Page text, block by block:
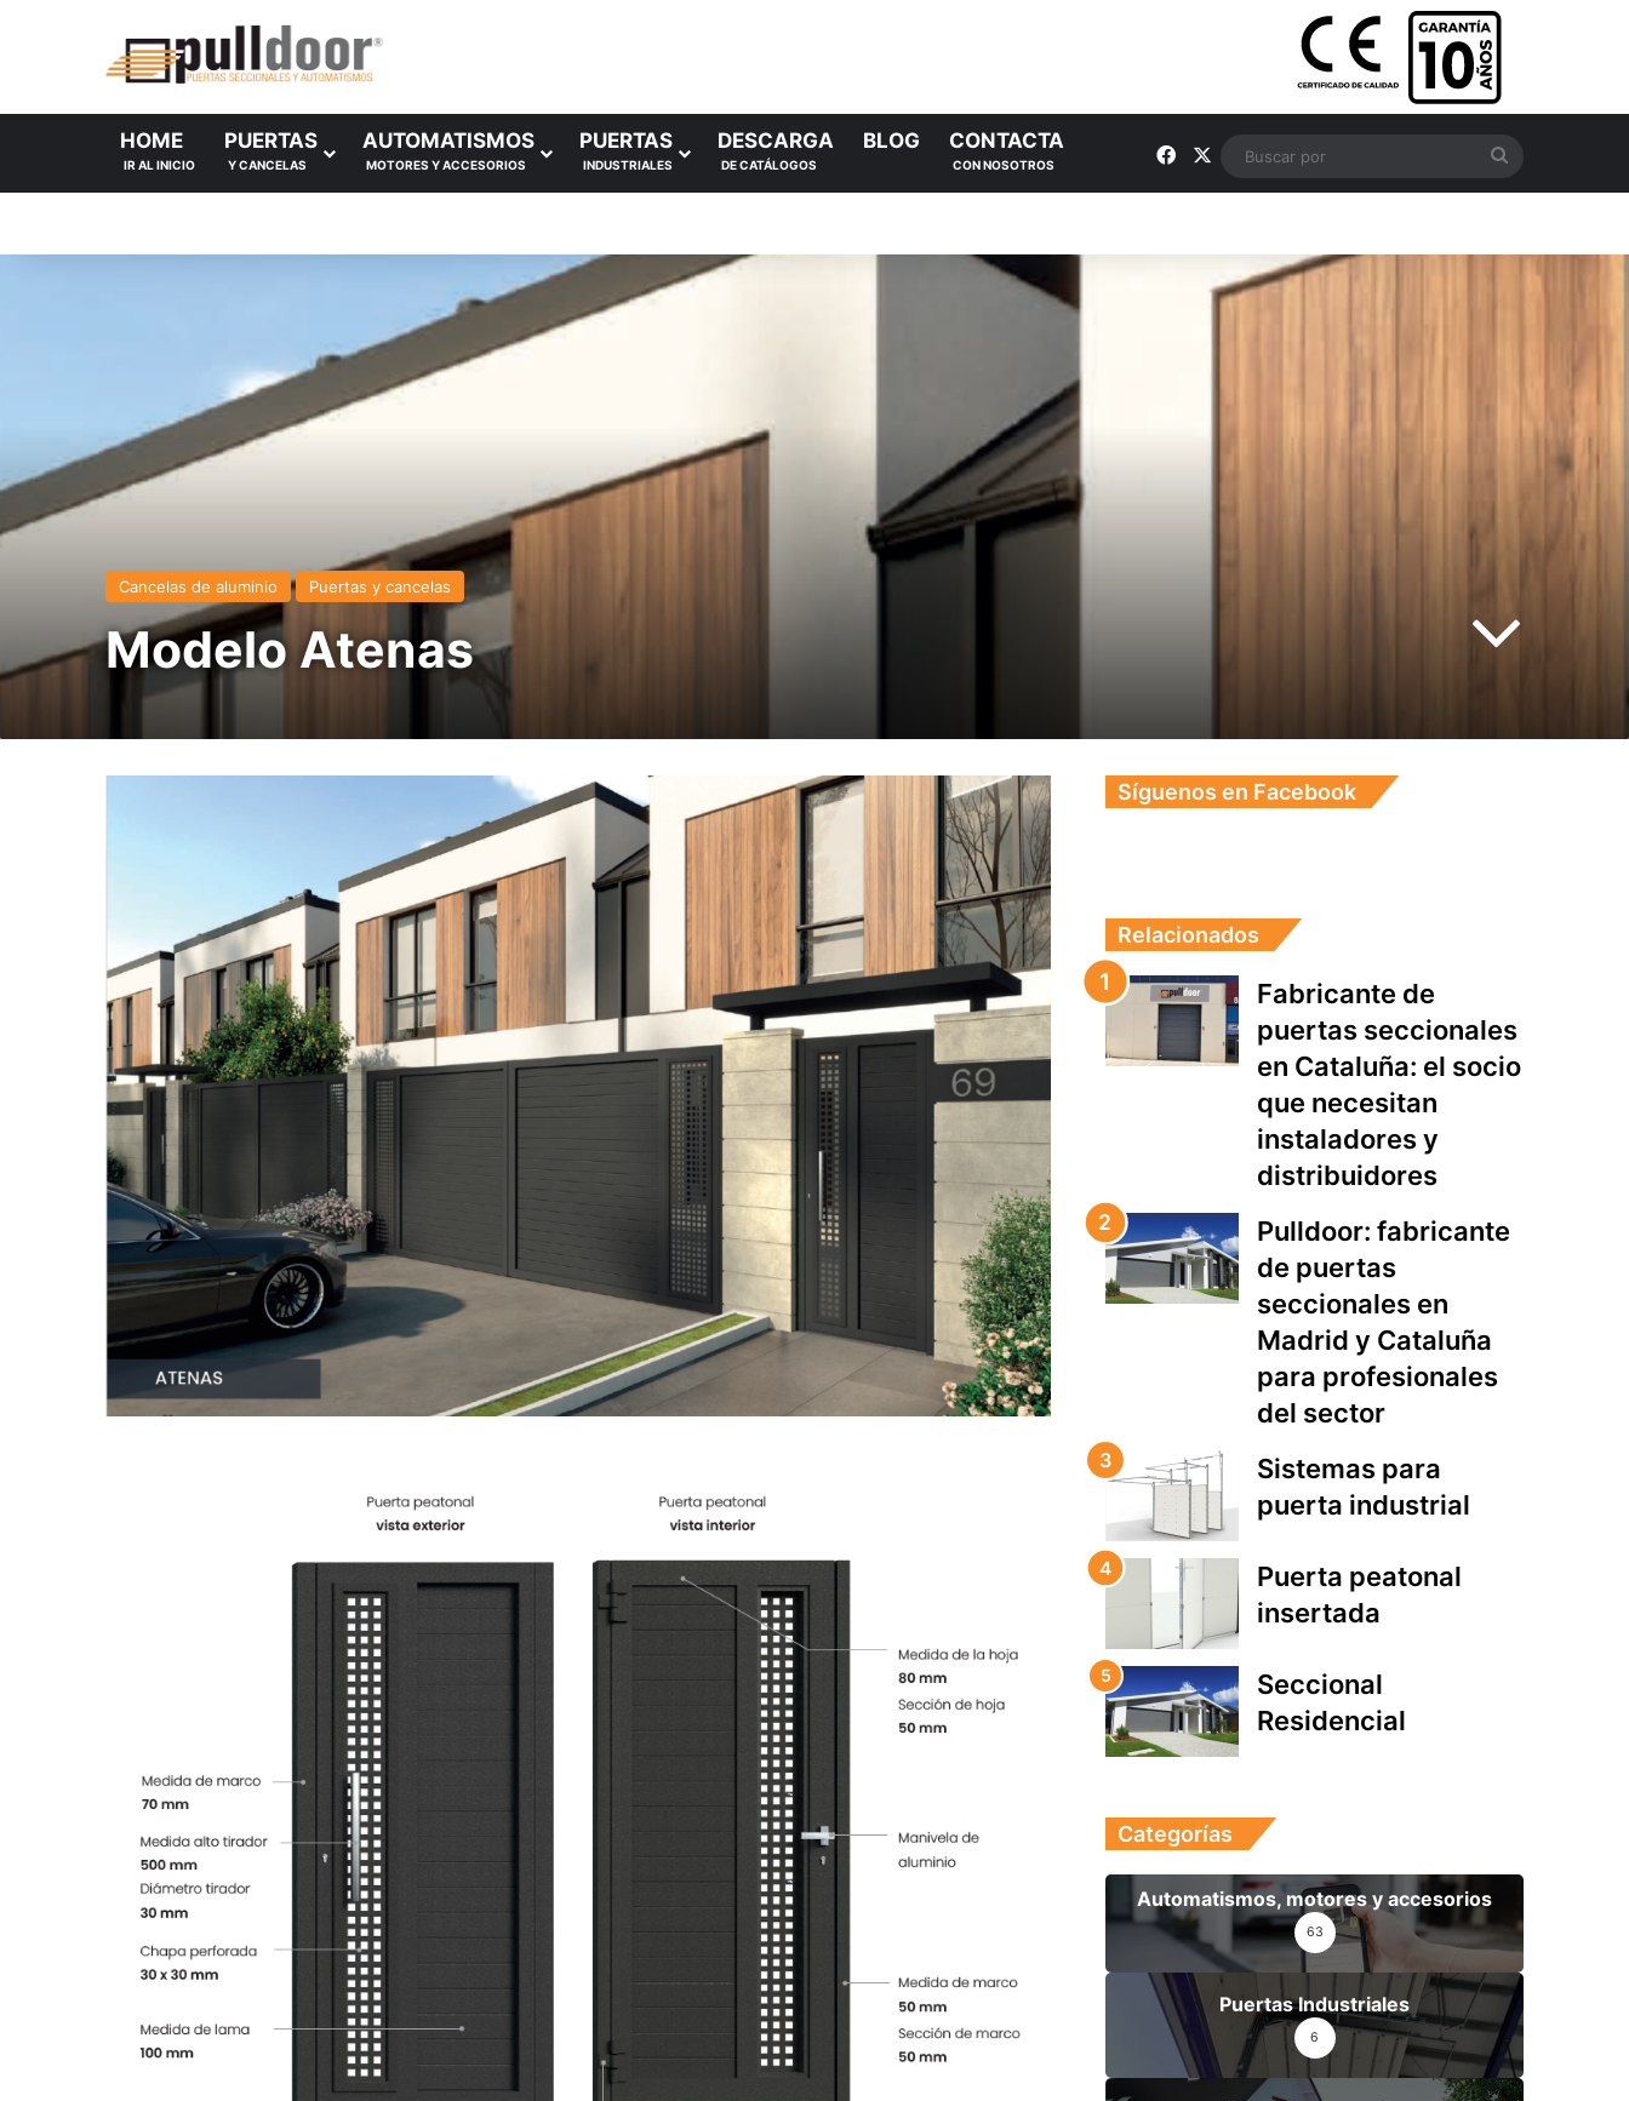
HOME
IR AL INICIO
PUERTAS
Y CANCELAS
AUTOMATISMOS
MOTORES Y ACCESORIOS
PUERTAS
INDUSTRIALES
DESCARGA
DE CATÁLOGOS
BLOG CONTACTA
CON NOSOTROS Facebook
por
Cancelas de aluminio Puertas y cancelas
Modelo Atenas
Síguenos en Facebook
Relacionados
Fabricante de
puertas seccionales
en Cataluña: el socio
que necesitan
instaladores y
distribuidores
Pulldoor: fabricante
de puertas
seccionales en
Madrid y Cataluña
para profesionales
del sector
Sistemas para
puerta industrial
Puerta peatonal
insertada
Seccional
Residencial
Categorías
Automatismos, motores y accesorios
63
Puertas Industriales
6